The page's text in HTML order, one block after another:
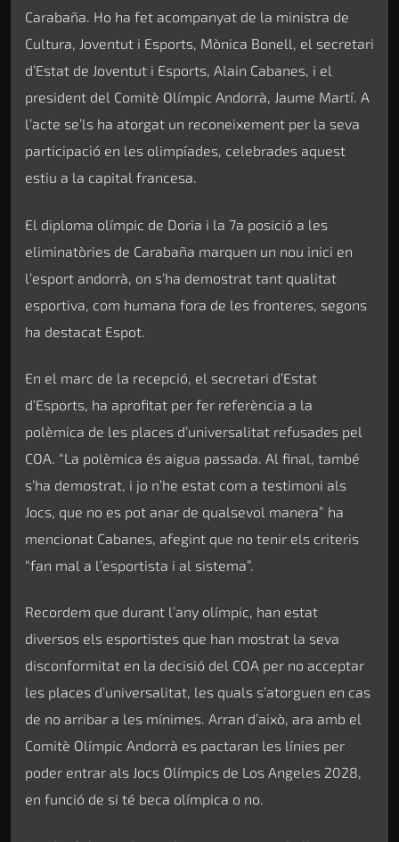
Carabaña. Ho ha fet acompanyat de la ministra de
Cultura, Joventut i Esports, Mònica Bonell, el secretari
d’Estat de Joventut i Esports, Alain Cabanes, i el
president del Comitè Olímpic Andorrà, Jaume Martí. A
l’acte se’ls ha atorgat un reconeixement per la seva
participació en les olimpíades, celebrades aquest
estiu a la capital francesa.
El diploma olímpic de Doria i la 7a posició a les
eliminatòries de Carabaña marquen un nou inici en
l’esport andorrà, on s’ha demostrat tant qualitat
esportiva, com humana fora de les fronteres, segons
ha destacat Espot.
En el marc de la recepció, el secretari d’Estat
d’Esports, ha aprofitat per fer referència a la
polèmica de les places d’universalitat refusades pel
COA. “La polèmica és aigua passada. Al final, també
s’ha demostrat, i jo n’he estat com a testimoni als
Jocs, que no es pot anar de qualsevol manera” ha
mencionat Cabanes, afegint que no tenir els criteris
“fan mal a l’esportista i al sistema”.
Recordem que durant l’any olímpic, han estat
diversos els esportistes que han mostrat la seva
disconformitat en la decisió del COA per no acceptar
les places d’universalitat, les quals s’atorguen en cas
de no arribar a les mínimes. Arran d’això, ara amb el
Comitè Olímpic Andorrà es pactaran les línies per
poder entrar als Jocs Olímpics de Los Angeles 2028,
en funció de si té beca olímpica o no.